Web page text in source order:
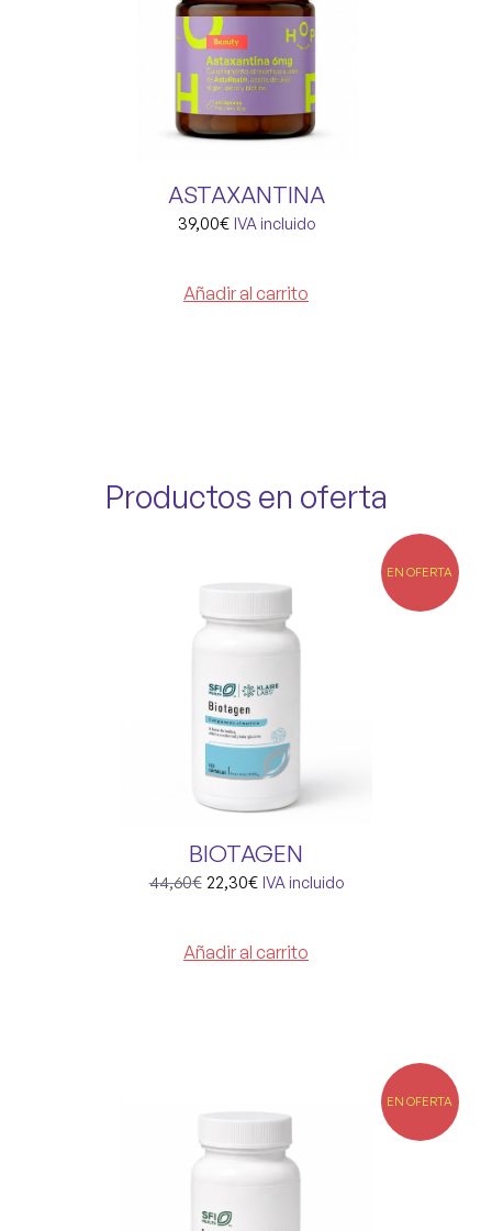
ASTAXANTINA
39,00€ IVA incluido
Añadir al carrito
Productos en oferta
EN OFERTA
BIOTAGEN
44,60€ 22,30€ IVA incluido
Añadir al carrito
EN OFERTA